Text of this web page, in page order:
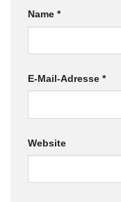
Name *
E-Mail-Adresse *
Website